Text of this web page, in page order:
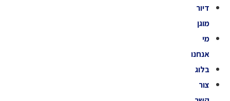
דיור
מוגן
מי
אנחנו
בלוג
צור